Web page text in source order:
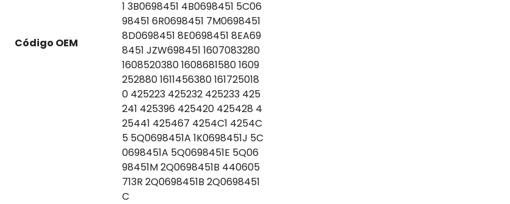
Código OEM
1 3B0698451 4B0698451 5C06
98451 6R0698451 7M0698451
8D0698451 8E0698451 8EA69
8451 JZW698451 1607083280
1608520380 1608681580 1609
252880 1611456380 161725018
0 425223 425232 425233 425
241 425396 425420 425428 4
25441 425467 4254C1 4254C
5 5Q0698451A 1K0698451J 5C
0698451A 5Q0698451E 5Q06
98451M 2Q0698451B 440605
713R 2Q0698451B 2Q0698451
C